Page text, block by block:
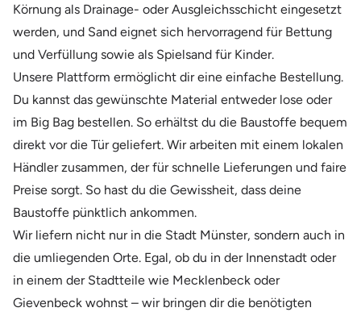
Körnung als Drainage- oder Ausgleichsschicht eingesetzt
werden, und Sand eignet sich hervorragend für Bettung
und Verfüllung sowie als Spielsand für Kinder.
Unsere Plattform ermöglicht dir eine einfache Bestellung.
Du kannst das gewünschte Material entweder lose oder
im Big Bag bestellen. So erhältst du die Baustoffe bequem
direkt vor die Tür geliefert. Wir arbeiten mit einem lokalen
Händler zusammen, der für schnelle Lieferungen und faire
Preise sorgt. So hast du die Gewissheit, dass deine
Baustoffe pünktlich ankommen.
Wir liefern nicht nur in die Stadt Münster, sondern auch in
die umliegenden Orte. Egal, ob du in der Innenstadt oder
in einem der Stadtteile wie Mecklenbeck oder
Gievenbeck wohnst – wir bringen dir die benötigten